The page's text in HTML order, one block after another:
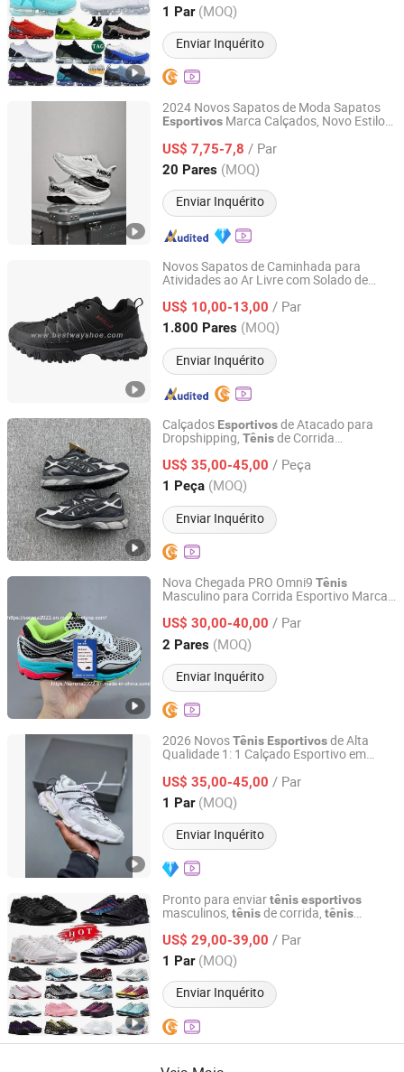
1 Par (MOQ)
Enviar Inquérito
Fujian, China
2024 Novos Sapatos de Moda Sapatos
Esportivos Marca Calçados, Novo Estilo
Estoque de Baixo MOQ Sapatos de Lazer
Confortáveis
US$ 7,75-7,8 / Par
20 Pares (MOQ)
Enviar Inquérito
GUANGZHOU ZUTA IMPORT AND EXPORT TRADING CO.,
Guangdong, China Desde 2024
Novos Sapatos de Caminhada para
Atividades ao Ar Livre com Solado de
US$ 10,00-13,00 / Par
1.800 Pares (MOQ)
Enviar Inquérito
Quanzhou Bestway Import and Export Co., Ltd.
Fujian, China Desde 2018
Calçados Esportivosde Atacado para
Dropshipping, Tênisde Corrida
Corrida Asics-S
US$ 35,00-45,00 / Peça
1 Peça (MOQ)
Enviar Inquérito
Quanzhou Shuheng Network Technology Co., Ltd.
Fujian, China Desde 2026
Nova Chegada PRO Omni9 Tênis
Masculino para Corrida Esportivo Marca
Sapatos de Lazer
US$ 30,00-40,00 / Par
2 Pares (MOQ)
Enviar Inquérito
Jinjiang Wanchao Chuangpin Trading Co., Ltd.
Fujian, China Desde 2024
2026 NovosTênis Esportivosde Alta
Qualidade 1: 1 Calçado Esportivo em
US$ 35,00-45,00 / Par
1 Par (MOQ)
Enviar Inquérito
Quanzhou Xiaoxiaoli Trading Co., Ltd.
Fujian, China Desde 2026
Pronto para enviartênisesportivos
masculinos, tênisde corrida, tênis
Tns, tênisesportivos de basquete
US$ 29,00-39,00 / Par
1 Par (MOQ)
Enviar Inquérito
Quanzhou Heng Wan Jia Trading Co., Ltd.
Fujian, China Desde 2026